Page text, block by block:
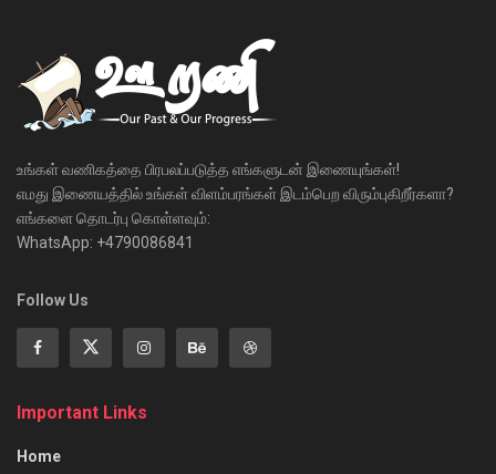
உங்கள் வணிகத்தை பிரபலப்படுத்த எங்களுடன் இணையுங்கள்!
எமது இணையத்தில் உங்கள் விளம்பரங்கள் இடம்பெற விரும்புகிறீர்களா?
எங்களை தொடர்பு கொள்ளவும்:
WhatsApp: +4790086841
Follow Us
Important Links
Home